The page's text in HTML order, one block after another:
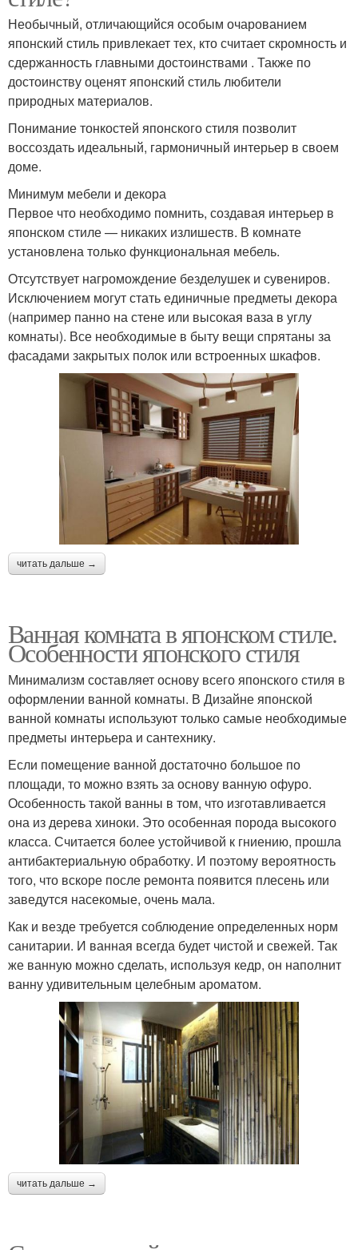
Необычный, отличающийся особым очарованием
японский стиль привлекает тех, кто считает скромность и
сдержанность главными достоинствами . Также по
достоинству оценят японский стиль любители
природных материалов.
Понимание тонкостей японского стиля позволит
воссоздать идеальный, гармоничный интерьер в своем
доме.
Минимум мебели и декора
Первое что необходимо помнить, создавая интерьер в
японском стиле — никаких излишеств. В комнате
установлена только функциональная мебель.
Отсутствует нагромождение безделушек и сувениров.
Исключением могут стать единичные предметы декора
(например панно на стене или высокая ваза в углу
комнаты). Все необходимые в быту вещи спрятаны за
фасадами закрытых полок или встроенных шкафов.
читать дальше →
Ванная комната в японском стиле.
Особенности японского стиля
Минимализм составляет основу всего японского стиля в
оформлении ванной комнаты. В Дизайне японской
ванной комнаты используют только самые необходимые
предметы интерьера и сантехнику.
Если помещение ванной достаточно большое по
площади, то можно взять за основу ванную офуро.
Особенность такой ванны в том, что изготавливается
она из дерева хиноки. Это особенная порода высокого
класса. Считается более устойчивой к гниению, прошла
антибактериальную обработку. И поэтому вероятность
того, что вскоре после ремонта появится плесень или
заведутся насекомые, очень мала.
Как и везде требуется соблюдение определенных норм
санитарии. И ванная всегда будет чистой и свежей. Так
же ванную можно сделать, используя кедр, он наполнит
ванну удивительным целебным ароматом.
читать дальше →